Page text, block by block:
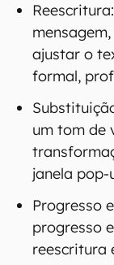
ajustar o
formal,
um tom de
janela pop-
Progresso
progresso
reescritura